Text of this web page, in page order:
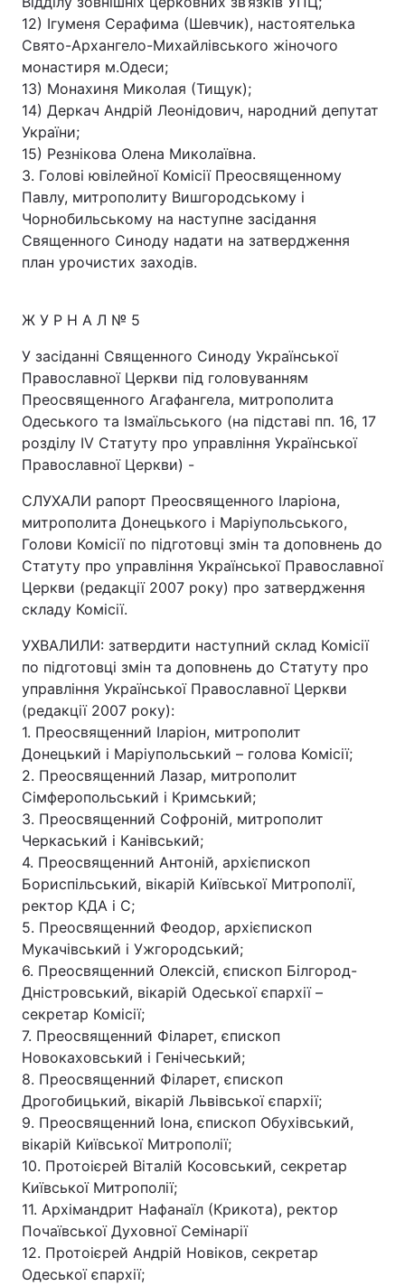
12) Ігуменя Серафима (Шевчик), настоятелька
Свято-Архангело-Михайлівського жіночого
монастиря м.Одеси;
13) Монахиня Миколая (Тищук);
14) Деркач Андрій Леонідович, народний депутат
України;
15) Резнікова Олена Миколаївна.
3. Голові ювілейної Комісії Преосвященному
Павлу, митрополиту Вишгородському і
Чорнобильському на наступне засідання
Священного Синоду надати на затвердження
план урочистих заходів.
Ж У Р Н А Л № 5
У засіданні Священного Синоду Української
Православної Церкви під головуванням
Преосвященного Агафангела, митрополита
Одеського та Ізмаїльського (на підставі пп. 16, 17
розділу IV Статуту про управління Української
Православної Церкви) -
СЛУХАЛИ рапорт Преосвященного Іларіона,
митрополита Донецького і Маріупольського,
Голови Комісії по підготовці змін та доповнень до
Статуту про управління Української Православної
Церкви (редакції 2007 року) про затвердження
складу Комісії.
УХВАЛИЛИ: затвердити наступний склад Комісії
по підготовці змін та доповнень до Статуту про
управління Української Православної Церкви
(редакції 2007 року):
1. Преосвященний Іларіон, митрополит
Донецький і Маріупольський – голова Комісії;
2. Преосвященний Лазар, митрополит
Сімферопольський і Кримський;
3. Преосвященний Софроній, митрополит
Черкаський і Канівський;
4. Преосвященний Антоній, архієпископ
Бориспільський, вікарій Київської Митрополії,
ректор КДА і С;
5. Преосвященний Феодор, архієпископ
Мукачівський і Ужгородський;
6. Преосвященний Олексій, єпископ Білгород-
Дністровський, вікарій Одеської єпархії –
секретар Комісії;
7. Преосвященний Філарет, єпископ
Новокаховський і Генічеський;
8. Преосвященний Філарет, єпископ
Дрогобицький, вікарій Львівської єпархії;
9. Преосвященний Іона, єпископ Обухівський,
вікарій Київської Митрополії;
10. Протоієрей Віталій Косовський, секретар
Київської Митрополії;
11. Архімандрит Нафанаїл (Крикота), ректор
Почаївської Духовної Семінарії
12. Протоієрей Андрій Новіков, секретар
Одеської єпархії;